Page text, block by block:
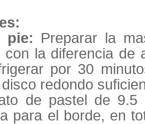
pie: Preparar la
con la diferencia de
por 30
redondo
de pastel de
para el borde, en